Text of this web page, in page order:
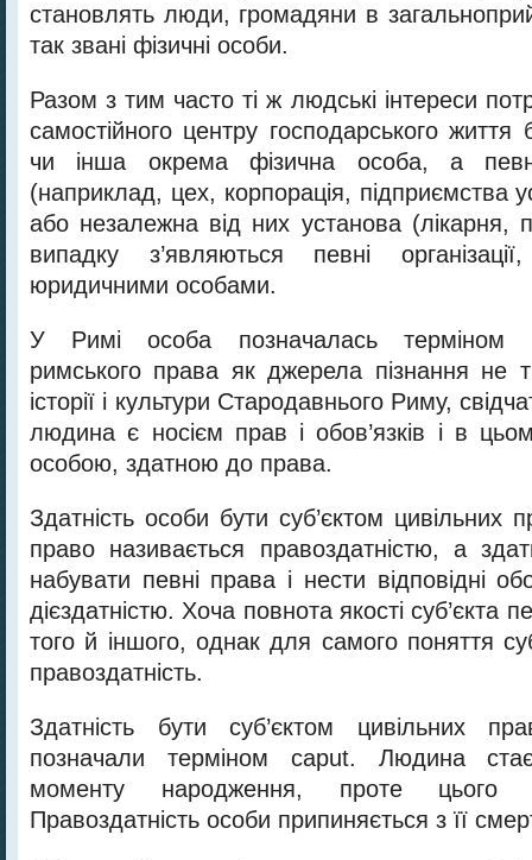
становлять люди, громадяни в
так звані фізичні особи.
Разом з тим часто ті ж людські інтереси
самостійного центру господарського
чи інша окрема фізична особа, а
(наприклад, цех, корпорація, підприємства
або незалежна від них установа (лікарня,
випадку з’являються певні
юридичними особами.
У Римі особа позначалась терміном
римського права як джерела пізнання не
історії і культури Стародавнього Риму,
людина є носієм прав і обов’язків і в
особою, здатною до права.
Здатність особи бути суб’єктом цивільних
право називається правоздатністю, а
набувати певні права і нести відповідні
дієздатністю. Хоча повнота якості суб’єкта
того й іншого, однак для самого поняття
правоздатність.
Здатність бути суб’єктом цивільних
позначали терміном caput. Людина
моменту народження, проте цього
Правоздатність особи припиняється з її